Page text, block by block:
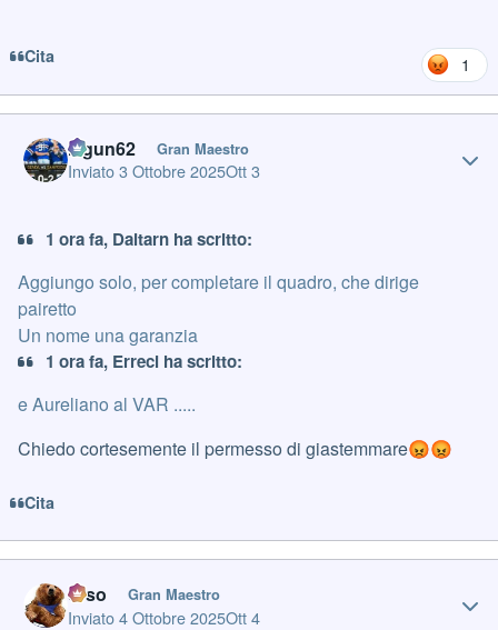
Cita 1
Iagun62 Gran Maestro
Inviato3 Ottobre 2025Ott 3
1 ora fa, Daitarn ha scritto:
Aggiungo solo, per completare il quadro, che dirige
pairetto
Un nome una garanzia
1 ora fa, Erreci ha scritto:
e Aureliano al VAR .....
Chiedo cortesemente il permesso di giastemmare😡😡
Cita
orso Gran Maestro
Inviato4 Ottobre 2025Ott 4